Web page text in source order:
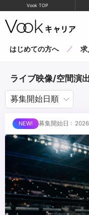
Vook TOP
はじめての方へ 求
ライブ映像/空間演
募集開始日 :